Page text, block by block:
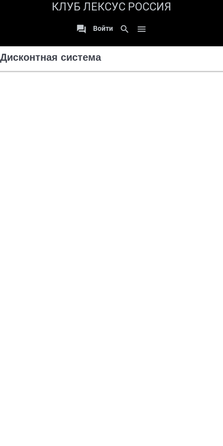
КЛУБ ЛЕКСУС РОССИЯ
 Войти search 
Дисконтная системаобновлять при перемещении карты